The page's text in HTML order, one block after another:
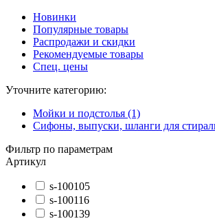
Новинки
Популярные товары
Распродажи и скидки
Рекомендуемые товары
Спец. цены
Уточните категорию:
Мойки и подстолья (1)
Сифоны, выпуски, шланги для
Фильтр по параметрам
Артикул
s-100105
s-100116
s-100139